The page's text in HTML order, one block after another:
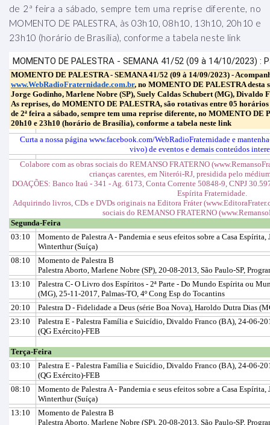
de 2ª feira a sábado, sempre tem uma reprise diferente, no
MOMENTO DE PALESTRA, às 03h10, 08h10, 13h10, 20h10 e
23h10 (horário de Brasília), conforme a tabela neste link